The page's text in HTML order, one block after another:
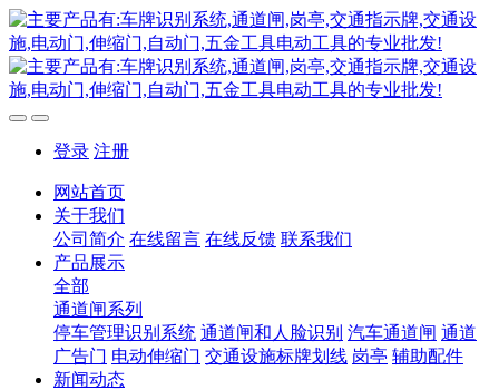
登录 注册
网站首页
关于我们
公司简介 在线留言 在线反馈 联系我们
产品展示
全部
通道闸系列
停车管理识别系统 通道闸和人脸识别 汽车通道闸 通道
广告门 电动伸缩门 交通设施标牌划线 岗亭 辅助配件
新闻动态